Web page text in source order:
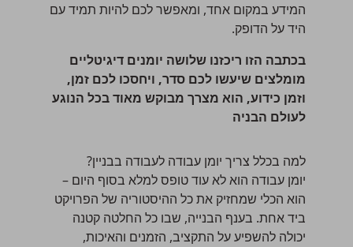
המידע במקום אחד, ומאפשר לכם להיות תמיד עם
היד על הדופק.
בכתבה הזו ריכזנו שלושה יומנים דיגיטליים
מומלצים שיעשו לכם סדר, ויחסכו לכם זמן,
וזמן כידוע, הוא מצרך מבוקש מאוד בכל הנוגע
לעולם הבניה
למה בכלל צריך יומן עבודה לעבודה בבניין?
יומן עבודה הוא לא עוד טופס למלא בסוף היום –
הוא הכלי שמחזיק את כל ההיסטוריה של הפרויקט
ביד אחת. בענף הבנייה, שבו כל החלטה קטנה
יכולה להשפיע על התקציב, הזמנים והאיכות,